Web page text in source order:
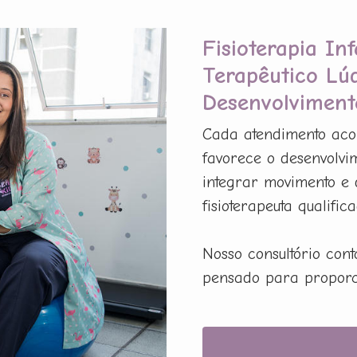
Fisioterapia
Terapêutico
Cada atendimento
favorece o
integrar movimento e
fisioterapeuta
Nosso consultório
pensado para